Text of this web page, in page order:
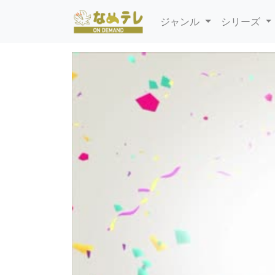
ジャンル シリーズ